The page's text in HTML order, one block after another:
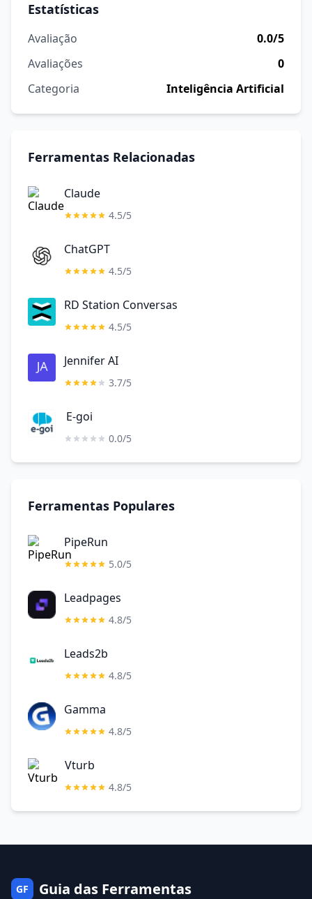
Estatísticas
Avaliação
0.0/5
Avaliações
0
Categoria
Inteligência Artificial
Ferramentas Relacionadas
Claude
4.5/5
ChatGPT
4.5/5
RD Station Conversas
4.5/5
Jennifer AI
3.7/5
E-goi
0.0/5
Ferramentas Populares
PipeRun
5.0/5
Leadpages
4.8/5
Leads2b
4.8/5
Gamma
4.8/5
Vturb
4.8/5
GF Guia das Ferramentas